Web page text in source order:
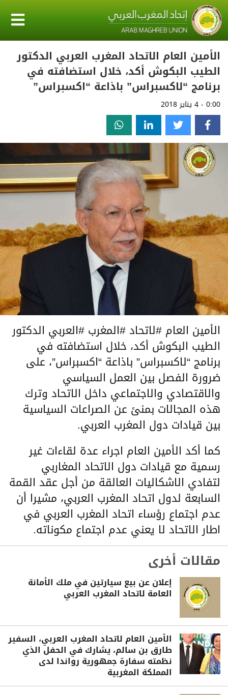
الأمين العام الاتحاد المغرب العربي الدكتور
الطيب البكوش أكد، خلال استضافته في
برنامج “لاكسبراس” باذاعة “اكسبراس”
0:00 - 4 يناير 2018
الأمين العام #لاتحاد #المغرب #العربي الدكتور
الطيب البكوش أكد، خلال استضافته في
برنامج “لاكسبراس” باذاعة “اكسبراس”، على
ضرورة الفصل بين العمل السياسي
والاقتصادي والاجتماعي داخل الاتحاد وترك
هذه المجالات بمنئ عن الصراعات السياسية
بين قيادات دول المغرب العربي.
كما أكد الأمين العام اجراء عدة لقاءات غير
رسمية مع قيادات دول الاتحاد المغاربي
لتفادي الاشكاليات العالقة من أجل عقد القمة
السابعة لدول اتحاد المغرب العربي، مشيرا أن
عدم اجتماع رؤساء اتحاد المغرب العربي في
اطار الاتحاد لا يعني عدم اجتماع مكوناته.
مقالات أخرى
إعلان عن بيع سيارتين في ملك الأمانة
العامة لاتحاد المغرب العربي
الأمين العام لاتحاد المغرب العربي، السفير
طارق بن سالم، يشارك في الحفل الذي
نظمته سفارة جمهورية رواندا لدى
المملكة المغربية